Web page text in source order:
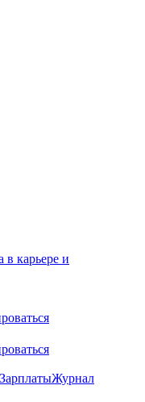
в карьере и
ЗарплатыЖурнал